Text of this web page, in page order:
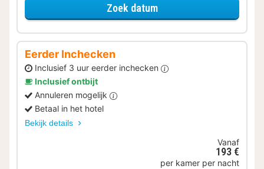
Zoek datumvoor Later Uitchecken
Eerder Inchecken
Inclusief 3 uur eerder inchecken
Inclusief ontbijt
Annuleren mogelijk
Betaal in het hotel
Bekijk details
Vanaf
193 €
per kamer per nacht